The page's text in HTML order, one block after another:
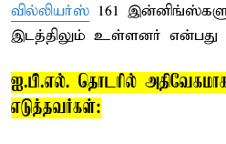
வில்லியர்ஸ் 161
இடத்திலும் உள்ளனர் என்பது
ஐ.பி.எல். தொடரில்
எடுத்தவர்கள்: